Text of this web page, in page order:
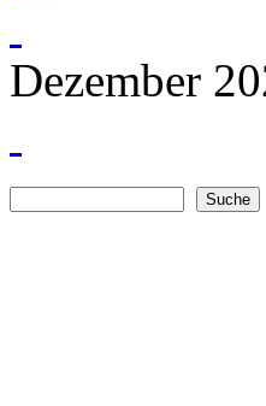
Dezember